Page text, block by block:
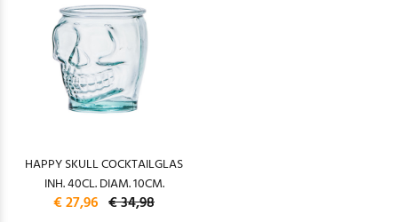
HAPPY SKULL COCKTAILGLAS
INH. 40CL. DIAM. 10CM.
€ 27,96 € 34,98